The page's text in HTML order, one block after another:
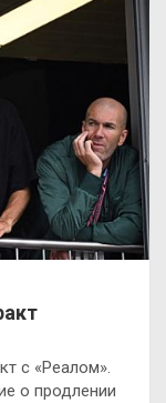
с «Реалом».
о продлении